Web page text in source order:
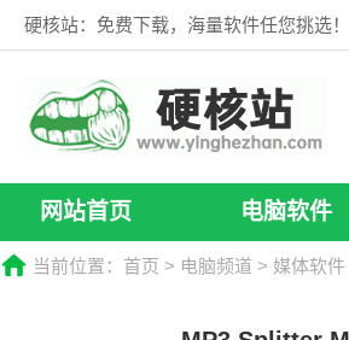
硬核站：免费下载，海量软件任您挑选！
网站首页 电脑软件
当前位置： 首页 > 电脑频道 > 媒体软件